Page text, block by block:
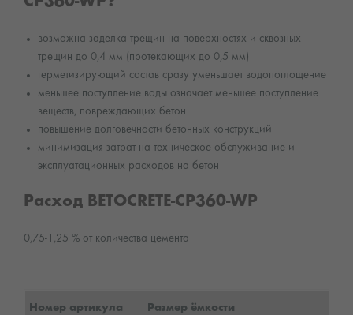
возможна заделка трещин на поверхностях и сквозных
трещин до 0,4 мм (протекающих до 0,5 мм)
герметизирующий состав сразу уменьшает водопоглощение
меньшее поступление воды означает меньшее поступление
веществ, повреждающих бетон
повышение долговечности бетонных конструкций
минимизация затрат на техническое обслуживание и
эксплуатационных расходов на бетон
Расход BETOCRETE-CP360-WP
0,75-1,25 % от количества цемента
Номер артикула Размер ёмкости